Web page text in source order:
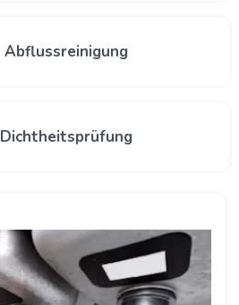
Abflussreinigung
Dichtheitsprüfung